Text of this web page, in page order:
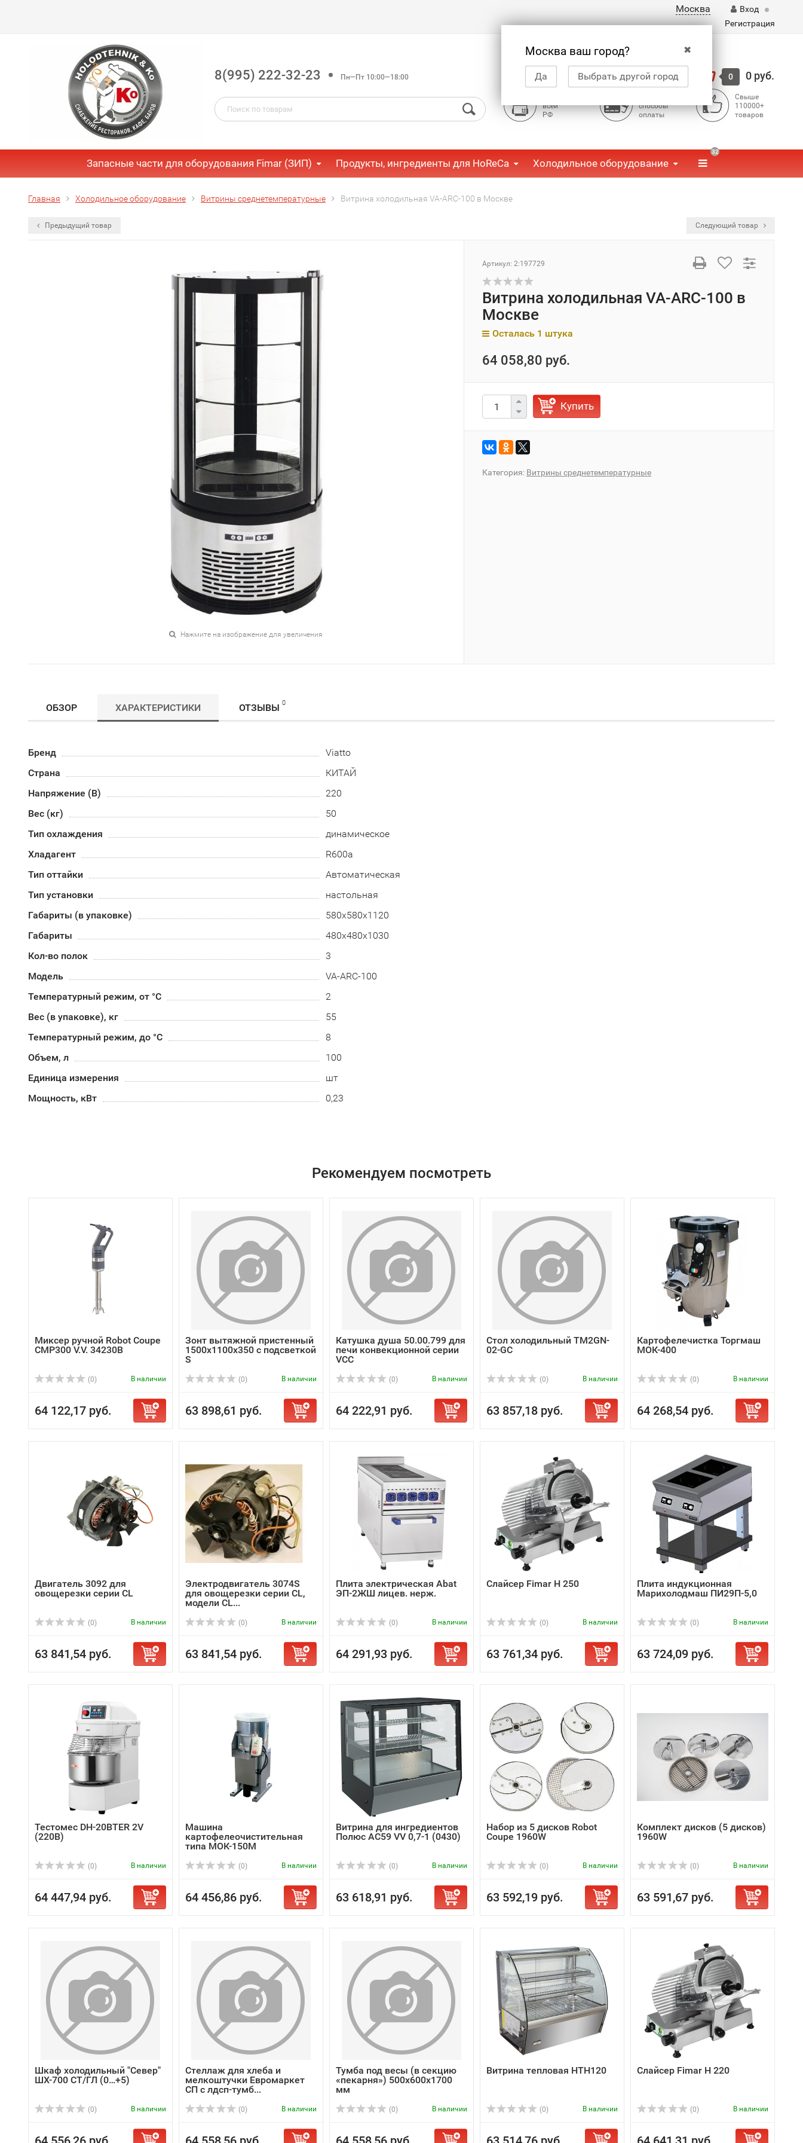
Москва
✖
Москва ваш город?
Да Выбрать другой город
Вход
Регистрация
8(995) 222-32-23 Пн—Пт 10:00—18:00 Корзина 0 0 руб.
всей
РФ
способы
оплаты
Свыше
110000+
товаров
Запасные части для оборудования Fimar (ЗИП) Продукты, ингредиенты для HoReCa Холодильное оборудование
32
Главная Холодильное оборудование Витрины среднетемпературные Витрина холодильная VA-ARC-100 в Москве
Предыдущий товар Следующий товар
Нажмите на изображение для увеличения
Артикул: 2:197729
Витрина холодильная VA-ARC-100 в
Москве
Осталась 1 штука
64 058,80 руб.
Купить
Категория: Витрины среднетемпературные
ОБЗОР ХАРАКТЕРИСТИКИ ОТЗЫВЫ 0
Бренд
Viatto
Страна
КИТАЙ
Напряжение (В)
220
Вес (кг)
50
Тип охлаждения
динамическое
Хладагент
R600а
Тип оттайки
Автоматическая
Тип установки
настольная
Габариты (в упаковке)
580х580х1120
Габариты
480х480х1030
Кол-во полок
3
Модель
VA-ARC-100
Температурный режим, от °С
2
Вес (в упаковке), кг
55
Температурный режим, до °С
8
Объем, л
100
Единица измерения
шт
Мощность, кВт
0,23
Рекомендуем посмотреть
Миксер ручной Robot Coupe
CMP300 V.V. 34230B
(0) В наличии
64 122,17 руб.
Зонт вытяжной пристенный
1500х1100х350 с подсветкой
S
(0) В наличии
63 898,61 руб.
Катушка душа 50.00.799 для
печи конвекционной серии
VCC
(0) В наличии
64 222,91 руб.
Стол холодильный ТМ2GN-
02-GC
(0) В наличии
63 857,18 руб.
Картофелечистка Торгмаш
МОК-400
(0) В наличии
64 268,54 руб.
Двигатель 3092 для
овощерезки серии CL
(0) В наличии
63 841,54 руб.
Электродвигатель 3074S
для овощерезки серии CL,
модели CL...
(0) В наличии
63 841,54 руб.
Плита электрическая Abat
ЭП-2ЖШ лицев. нерж.
(0) В наличии
64 291,93 руб.
Слайсер Fimar H 250
(0) В наличии
63 761,34 руб.
Плита индукционная
Марихолодмаш ПИ29П-5,0
(0) В наличии
63 724,09 руб.
Тестомес DH-20BTER 2V
(220В)
(0) В наличии
64 447,94 руб.
Машина
картофелеочистительная
типа МОК-150М
(0) В наличии
64 456,86 руб.
Витрина для ингредиентов
Полюс AC59 VV 0,7-1 (0430)
(0) В наличии
63 618,91 руб.
Набор из 5 дисков Robot
Coupe 1960W
(0) В наличии
63 592,19 руб.
Комплект дисков (5 дисков)
1960W
(0) В наличии
63 591,67 руб.
Шкаф холодильный "Север"
ШХ-700 СТ/ГЛ (0…+5)
(0) В наличии
Стеллаж для хлеба и
мелкоштучки Евромаркет
СП с лдсп-тумб...
(0) В наличии
Тумба под весы (в секцию
«пекарня») 500х600х1700
мм
(0) В наличии
Витрина тепловая HTH120
(0) В наличии
Слайсер Fimar H 220
(0) В наличии